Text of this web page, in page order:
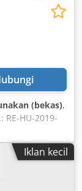
(bekas),
RE-HU-2019-
PC57.1S
18
Iklan kecil